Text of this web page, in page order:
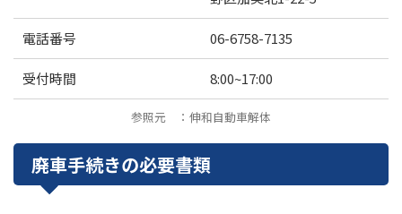
電話番号 06-6758-7135
受付時間 8:00~17:00
参照元 ：伸和自動車解体
廃車手続きの必要書類